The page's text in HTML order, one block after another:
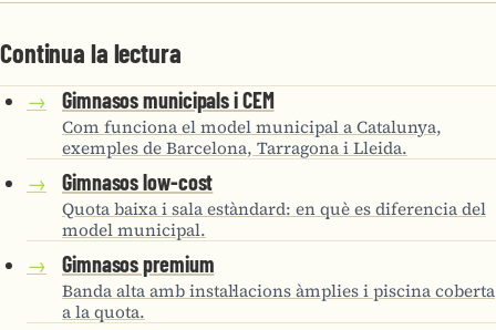
Continua la lectura
→ Gimnasos municipals i CEM
Com funciona el model municipal a Catalunya,
exemples de Barcelona, Tarragona i Lleida.
→ Gimnasos low-cost
Quota baixa i sala estàndard: en què es diferencia del
model municipal.
→ Gimnasos premium
Banda alta amb instal·lacions àmplies i piscina coberta
a la quota.